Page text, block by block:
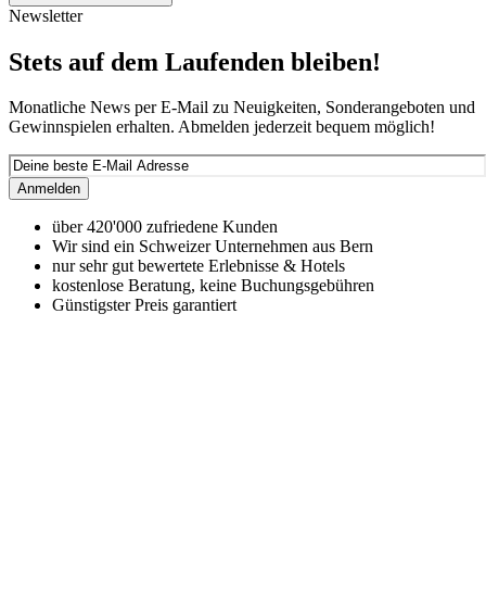
Newsletter
Stets auf dem Laufenden bleiben!
Monatliche News per E-Mail zu Neuigkeiten, Sonderangeboten und
Gewinnspielen erhalten. Abmelden jederzeit bequem möglich!
Anmelden
über 420'000 zufriedene Kunden
Wir sind ein Schweizer Unternehmen aus Bern
nur sehr gut bewertete Erlebnisse & Hotels
kostenlose Beratung, keine Buchungsgebühren
Günstigster Preis garantiert